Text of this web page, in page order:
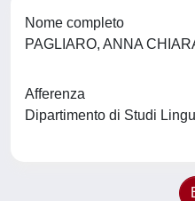
Nome completo
PAGLIARO, ANNA
Afferenza
Dipartimento di Studi